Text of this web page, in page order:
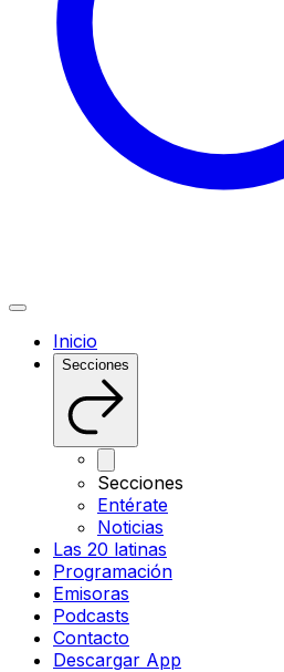
Inicio
Secciones
Secciones
Entérate
Noticias
Las 20 latinas
Programación
Emisoras
Podcasts
Contacto
Descargar App